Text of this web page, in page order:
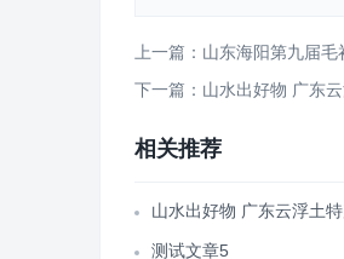
上一篇：山东海阳第九届
下一篇：山水出好物 广东
相关推荐
山水出好物 广东云浮土
测试文章5